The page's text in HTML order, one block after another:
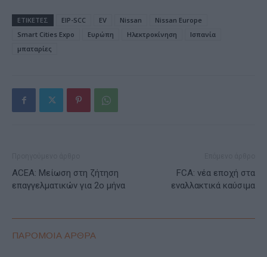
ΕΤΙΚΕΤΕΣ EIP-SCC EV Nissan
Nissan Europe
Smart Cities Expo
Ευρώπη Ηλεκτροκίνηση
Ισπανία
μπαταρίες
ACEA: Μείωση στη ζήτηση
επαγγελματικών για 2ο μήνα
FCA: νέα εποχή στα
εναλλακτικά καύσιμα
ΠΑΡΟΜΟΙΑ ΑΡΘΡΑ